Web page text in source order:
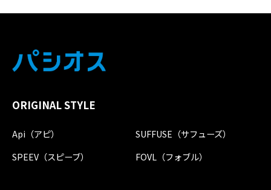
ORIGINAL STYLE
Api（アピ）
SUFFUSE（サフューズ）
SPEEV（スピーブ）
FOVL（フォブル）